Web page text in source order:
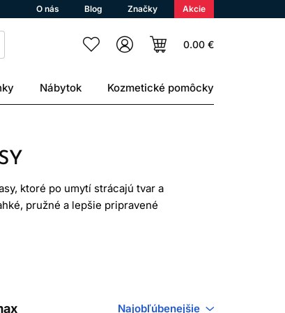
O nás Blog Značky Akcie
0.00 €
Nábytok Kozmetické pomôcky
ktoré po umytí strácajú tvar a
pružné a lepšie pripravené
ktoré môžu vlasy pri
Najobľúbenejšie